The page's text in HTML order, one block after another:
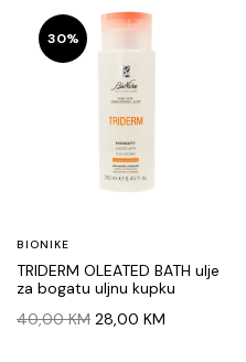
30%
BIONIKE
TRIDERM OLEATED BATH ulje
za bogatu uljnu kupku
40,00KM Original
28,00 KM